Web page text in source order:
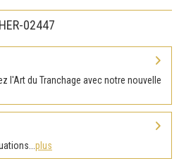
02447
l'Art du Tranchage avec notre nouvelle
plus